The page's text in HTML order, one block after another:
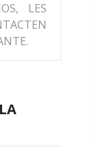
LES